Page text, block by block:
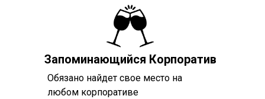
Запоминающийся Корпоратив
Обязано найдет свое место на
любом корпоративе